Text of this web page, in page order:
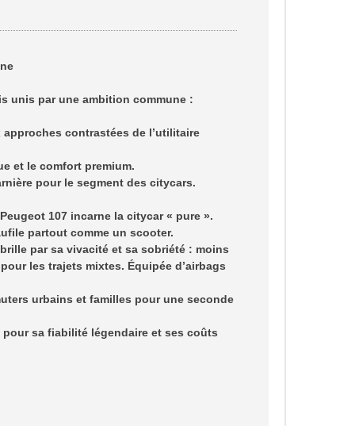
unis par une ambition commune :
contrastées de l’utilitaire
et le comfort premium.
pour le segment des citycars.
107 incarne la citycar « pure ».
partout comme un scooter.
par sa vivacité et sa sobriété : moins
les trajets mixtes. Équipée d’airbags
urbains et familles pour une seconde
pour sa fiabilité légendaire et ses coûts